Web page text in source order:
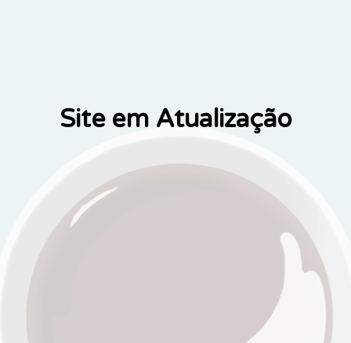
Site em Atualização